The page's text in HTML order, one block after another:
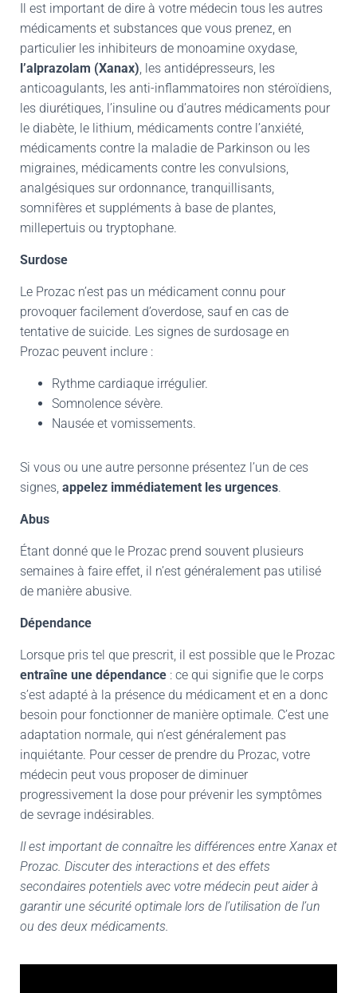
Il est important de dire à votre médecin tous les autres
médicaments et substances que vous prenez, en
particulier les inhibiteurs de monoamine oxydase,
l’alprazolam (Xanax), les antidépresseurs, les
anticoagulants, les anti-inflammatoires non stéroïdiens,
les diurétiques, l’insuline ou d’autres médicaments pour
le diabète, le lithium, médicaments contre l’anxiété,
médicaments contre la maladie de Parkinson ou les
migraines, médicaments contre les convulsions,
analgésiques sur ordonnance, tranquillisants,
somnifères et suppléments à base de plantes,
millepertuis ou tryptophane.
Surdose
Le Prozac n’est pas un médicament connu pour
provoquer facilement d’overdose, sauf en cas de
tentative de suicide. Les signes de surdosage en
Prozac peuvent inclure :
Rythme cardiaque irrégulier.
Somnolence sévère.
Nausée et vomissements.
Si vous ou une autre personne présentez l’un de ces
signes, appelez immédiatement les urgences.
Abus
Étant donné que le Prozac prend souvent plusieurs
semaines à faire effet, il n’est généralement pas utilisé
de manière abusive.
Dépendance
Lorsque pris tel que prescrit, il est possible que le Prozac
entraîne une dépendance : ce qui signifie que le corps
s’est adapté à la présence du médicament et en a donc
besoin pour fonctionner de manière optimale. C’est une
adaptation normale, qui n’est généralement pas
inquiétante. Pour cesser de prendre du Prozac, votre
médecin peut vous proposer de diminuer
progressivement la dose pour prévenir les symptômes
de sevrage indésirables.
Il est important de connaître les différences entre Xanax et
Prozac. Discuter des interactions et des effets
secondaires potentiels avec votre médecin peut aider à
garantir une sécurité optimale lors de l’utilisation de l’un
ou des deux médicaments.